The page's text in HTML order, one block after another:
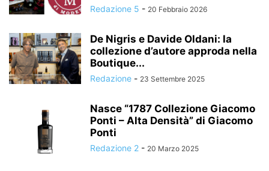
Redazione 5 - 20 Febbraio 2026
De Nigris e Davide Oldani: la
collezione d’autore approda nella
Boutique...
Redazione - 23 Settembre 2025
Nasce “1787 Collezione Giacomo
Ponti – Alta Densità” di Giacomo
Ponti
Redazione 2 - 20 Marzo 2025